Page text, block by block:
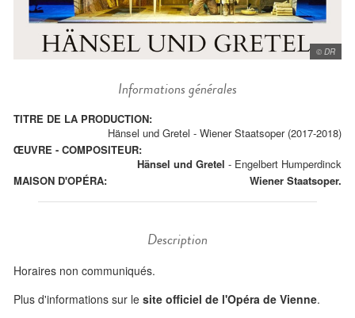
© DR
Informations générales
TITRE DE LA PRODUCTION:
Hänsel und Gretel - Wiener Staatsoper (2017-2018)
ŒUVRE - COMPOSITEUR:
Hänsel und Gretel - Engelbert Humperdinck
MAISON D'OPÉRA:
Wiener Staatsoper.
Description
Horaires non communiqués.
Plus d'informations sur le site officiel de l'Opéra de Vienne.